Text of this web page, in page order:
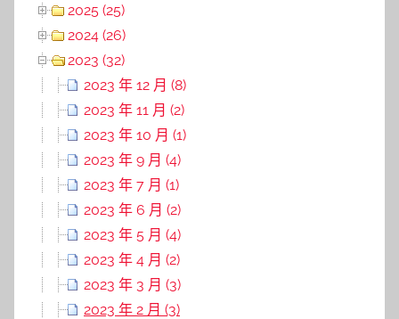
2025 (25)
2024 (26)
2023 (32)
2023 年 12 月 (8)
2023 年 11 月 (2)
2023 年 10 月 (1)
2023 年 9 月 (4)
2023 年 7 月 (1)
2023 年 6 月 (2)
2023 年 5 月 (4)
2023 年 4 月 (2)
2023 年 3 月 (3)
2023 年 2 月 (3)